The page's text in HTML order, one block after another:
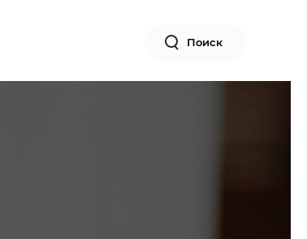
Поиск